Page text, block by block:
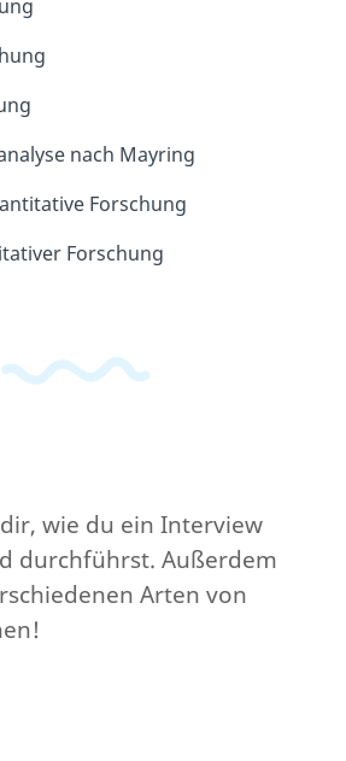
nach Mayring
Forschung
Forschung
wie du ein Interview
durchführst. Außerdem
Arten von